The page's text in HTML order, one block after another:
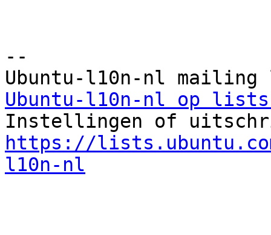
--
Ubuntu-l10n-nl op
https://
l10n-nl